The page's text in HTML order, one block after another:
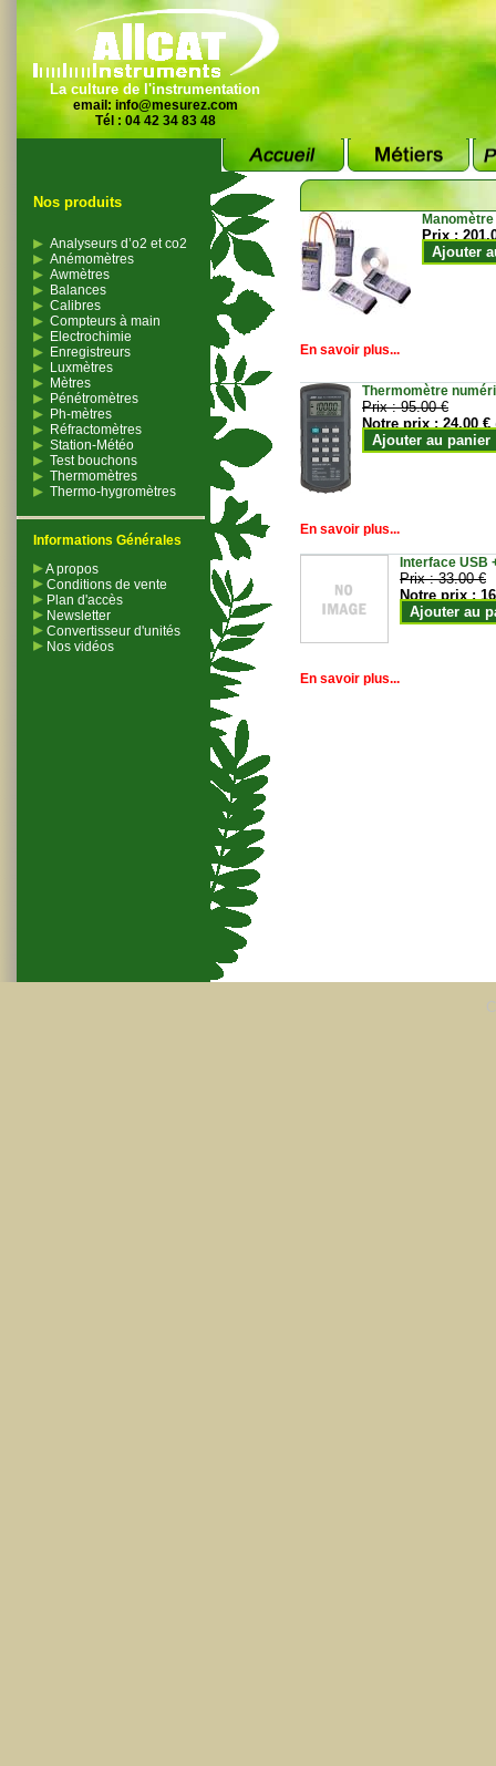
La culture de l'instrumentation
email: info@mesurez.com
Tél : 04 42 34 83 48
Nos produits
Analyseurs d’o2 et co2
Anémomètres
Awmètres
Balances
Calibres
Compteurs à main
Electrochimie
Enregistreurs
Luxmètres
Mètres
Pénétromètres
Ph-mètres
Réfractomètres
Station-Météo
Test bouchons
Thermomètres
Thermo-hygromètres
Informations Générales
A propos
Conditions de vente
Plan d'accès
Newsletter
Convertisseur d'unités
Nos vidéos
Prix :
Ajouter
En savoir plus...
Thermomètre
Prix :95.00 €
Notre prix :24.00 €
Ajouter au panier
En savoir plus...
Interface USB
Prix :33.00 €
Notre prix :
Ajouter au
En savoir plus...